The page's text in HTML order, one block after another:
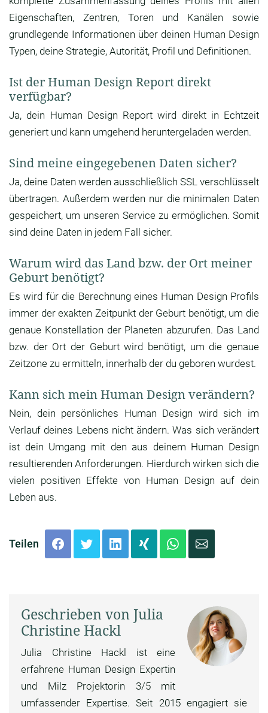
Eigenschaften, Zentren, Toren und Kanälen sowie
grundlegende Informationen über deinen Human Design
Typen, deine Strategie, Autorität, Profil und Definitionen.
Ist der Human Design Report direkt
verfügbar?
Ja, dein Human Design Report wird direkt in Echtzeit
generiert und kann umgehend heruntergeladen werden.
Sind meine eingegebenen Daten sicher?
Ja, deine Daten werden ausschließlich SSL verschlüsselt
übertragen. Außerdem werden nur die minimalen Daten
gespeichert, um unseren Service zu ermöglichen. Somit
sind deine Daten in jedem Fall sicher.
Warum wird das Land bzw. der Ort meiner
Geburt benötigt?
Es wird für die Berechnung eines Human Design Profils
immer der exakten Zeitpunkt der Geburt benötigt, um die
genaue Konstellation der Planeten abzurufen. Das Land
bzw. der Ort der Geburt wird benötigt, um die genaue
Zeitzone zu ermitteln, innerhalb der du geboren wurdest.
Kann sich mein Human Design verändern?
Nein, dein persönliches Human Design wird sich im
Verlauf deines Lebens nicht ändern. Was sich verändert
ist dein Umgang mit den aus deinem Human Design
resultierenden Anforderungen. Hierdurch wirken sich die
vielen positiven Effekte von Human Design auf dein
Leben aus.
Teilen
Geschrieben von Julia
Christine Hackl
Julia Christine Hackl ist eine
erfahrene Human Design Expertin
und Milz Projektorin 3/5 mit
umfassender Expertise. Seit 2015 engagiert sie